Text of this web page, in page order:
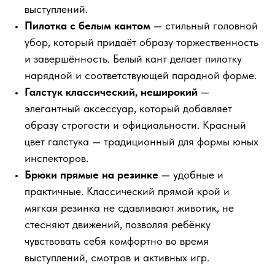
выступлений.
Пилотка с белым кантом — стильный головной
убор, который придаёт образу торжественность
и завершённость. Белый кант делает пилотку
нарядной и соответствующей парадной форме.
Галстук классический, неширокий —
элегантный аксессуар, который добавляет
образу строгости и официальности. Красный
цвет галстука — традиционный для формы юных
инспекторов.
Брюки прямые на резинке — удобные и
практичные. Классический прямой крой и
мягкая резинка не сдавливают животик, не
стесняют движений, позволяя ребёнку
чувствовать себя комфортно во время
выступлений, смотров и активных игр.